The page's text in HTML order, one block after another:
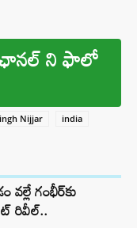
ని ఫాలో
Nijjar
india
వల్లే గంభీర్‌కు
రివీల్..